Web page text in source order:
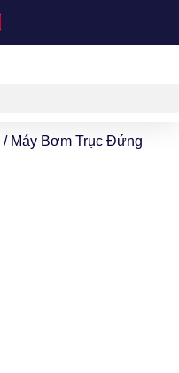
/ Máy Bơm Trục Đứng